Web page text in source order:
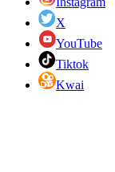
X
YouTube
Tiktok
Kwai